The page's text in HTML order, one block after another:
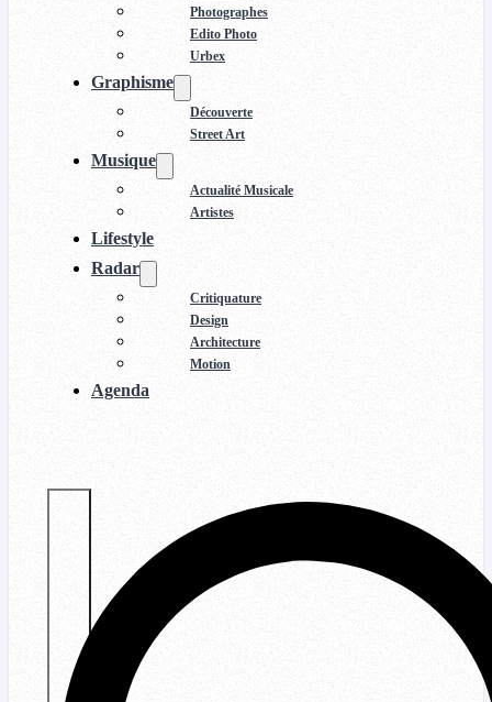
Photographes
Edito Photo
Urbex
Graphisme
Découverte
Street Art
Musique
Actualité Musicale
Artistes
Lifestyle
Radar
Critiquature
Design
Architecture
Motion
Agenda